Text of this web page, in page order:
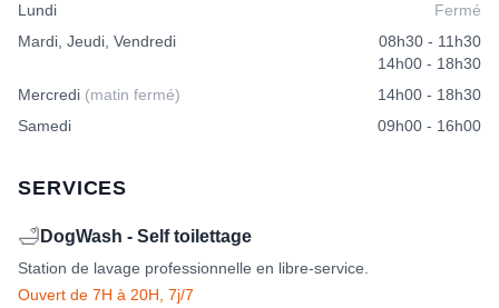
Lundi
Fermé
Mardi, Jeudi, Vendredi
08h30 - 11h30
14h00 - 18h30
Mercredi (matin fermé)
14h00 - 18h30
Samedi
09h00 - 16h00
SERVICES
🛁 DogWash - Self toilettage
Station de lavage professionnelle en libre-service.
Ouvert de 7H à 20H, 7j/7